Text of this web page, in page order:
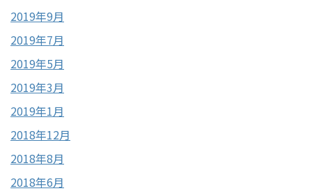
2019年9月
2019年7月
2019年5月
2019年3月
2019年1月
2018年12月
2018年8月
2018年6月